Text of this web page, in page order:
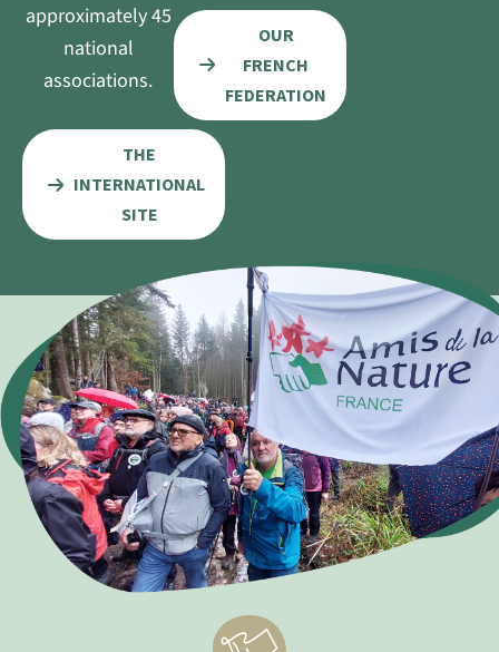
approximately 45
national
associations.
THE
INTERNATIONAL
SITE
OUR
FRENCH
FEDERATION